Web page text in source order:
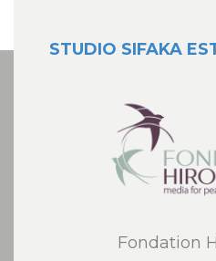
STUDIO SIFAKA
Fondation